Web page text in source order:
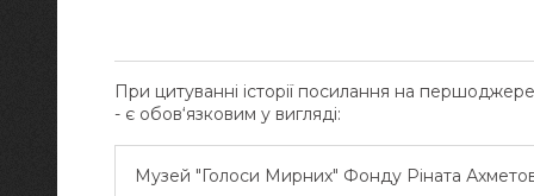
При цитуванні історії посилання на
- є обов‘язковим у вигляді:
Музей "Голоси Мирних" Фонду Ріната